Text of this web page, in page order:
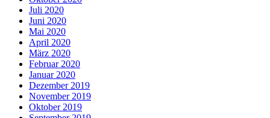
Juli 2020
Juni 2020
Mai 2020
April 2020
März 2020
Februar 2020
Januar 2020
Dezember 2019
November 2019
Oktober 2019